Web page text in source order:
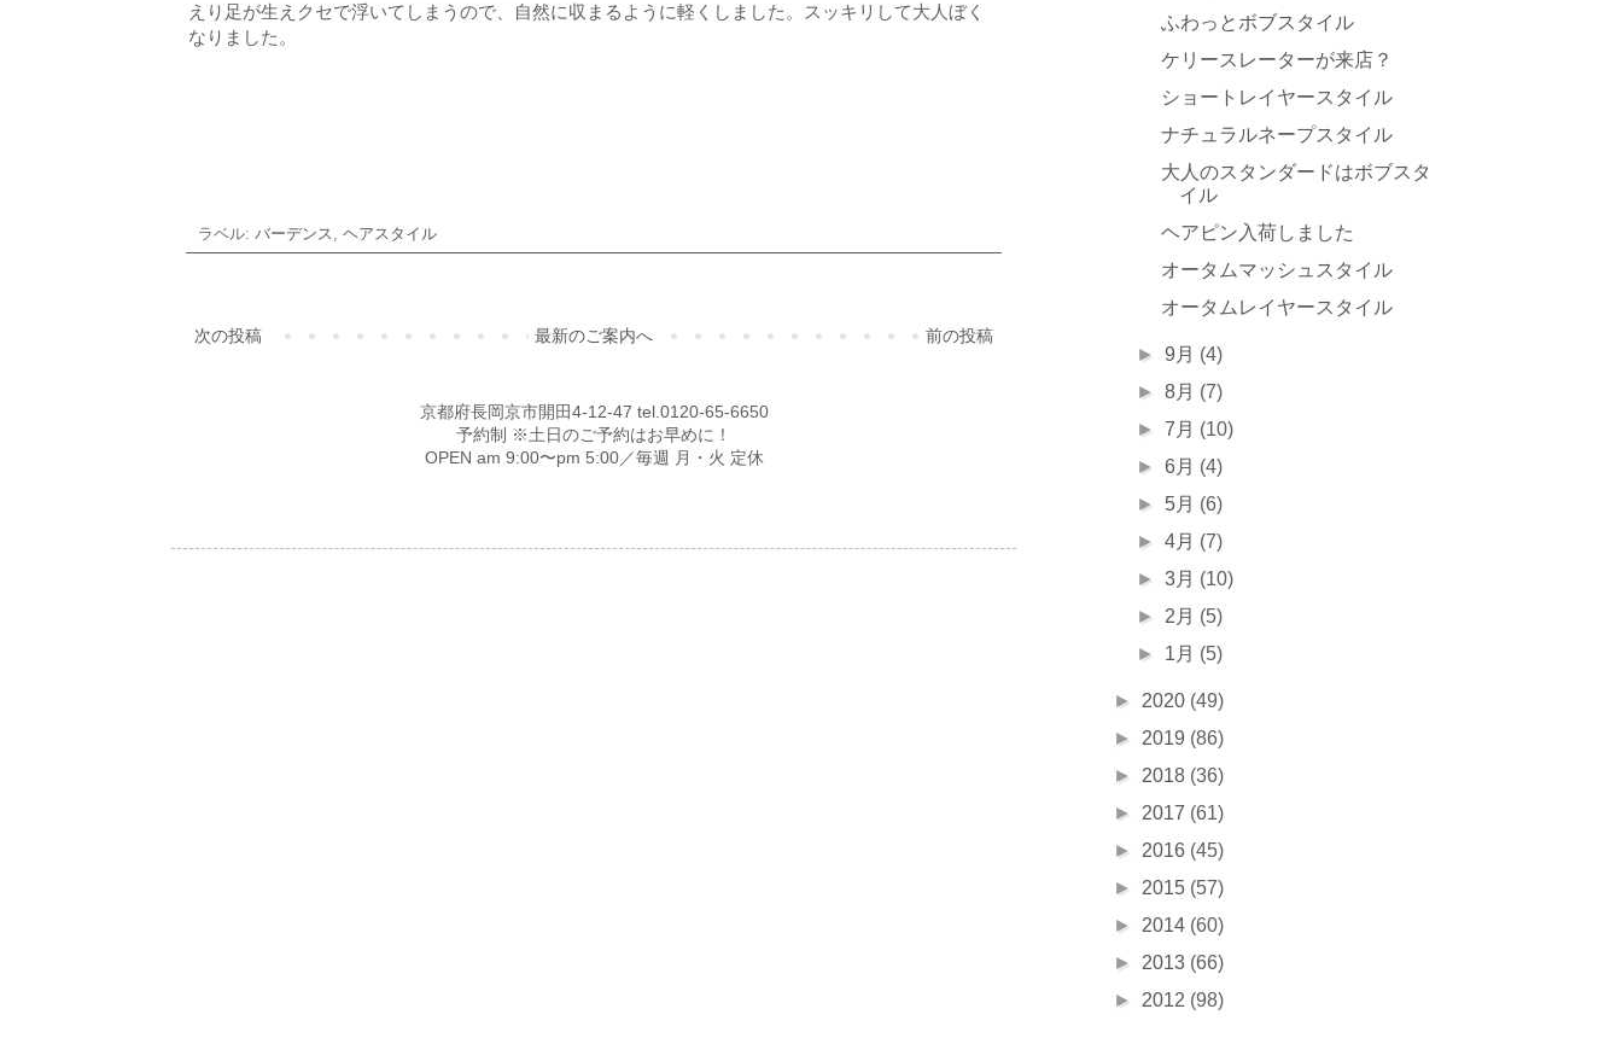
えり足が生えクセで浮いてしまうので、自然に収まるように軽くしました。スッキリして大人ぼく
なりました。
ラベル: バーデンス, ヘアスタイル
次の投稿 前の投稿
最新のご案内へ
京都府長岡京市開田4-12-47 tel.0120-65-6650
予約制 ※土日のご予約はお早めに！
OPEN am 9:00〜pm 5:00／毎週 月・火 定休
ふわっとボブスタイル
ケリースレーターが来店？
ショートレイヤースタイル
ナチュラルネープスタイル
大人のスタンダードはボブスタ
イル
ヘアピン入荷しました
オータムマッシュスタイル
オータムレイヤースタイル
►9月 (4)
►8月 (7)
►7月 (10)
►6月 (4)
► 5月 (6)
►4月 (7)
►3月 (10)
► 2月 (5)
► 1月 (5)
► 2020 (49)
► 2019 (86)
► 2018 (36)
► 2017 (61)
► 2016 (45)
► 2015 (57)
► 2014 (60)
► 2013 (66)
► 2012 (98)